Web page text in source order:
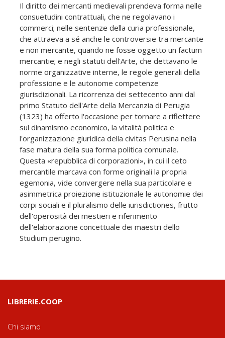
Il diritto dei mercanti medievali prendeva forma nelle
consuetudini contrattuali, che ne regolavano i
commerci; nelle sentenze della curia professionale,
che attraeva a sé anche le controversie tra mercante
e non mercante, quando ne fosse oggetto un factum
mercantie; e negli statuti dell'Arte, che dettavano le
norme organizzative interne, le regole generali della
professione e le autonome competenze
giurisdizionali. La ricorrenza dei settecento anni dal
primo Statuto dell'Arte della Mercanzia di Perugia
(1323) ha offerto l'occasione per tornare a riflettere
sul dinamismo economico, la vitalità politica e
l'organizzazione giuridica della civitas Perusina nella
fase matura della sua forma politica comunale.
Questa «repubblica di corporazioni», in cui il ceto
mercantile marcava con forme originali la propria
egemonia, vide convergere nella sua particolare e
asimmetrica proiezione istituzionale le autonomie dei
corpi sociali e il pluralismo delle iurisdictiones, frutto
dell'operosità dei mestieri e riferimento
dell'elaborazione concettuale dei maestri dello
Studium perugino.
LIBRERIE.COOP
Chi siamo